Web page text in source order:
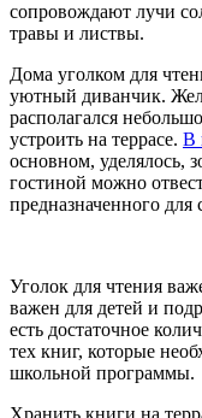
сопровождают лучи
травы и листвы.
Дома уголком для
уютный диванчик.
располагался
устроить на террасе. В
основном, уделялось,
гостиной можно
предназначенного для
Уголок для чтения
важен для детей и
есть достаточное
тех книг, которые
школьной программы.
Хранить книги на